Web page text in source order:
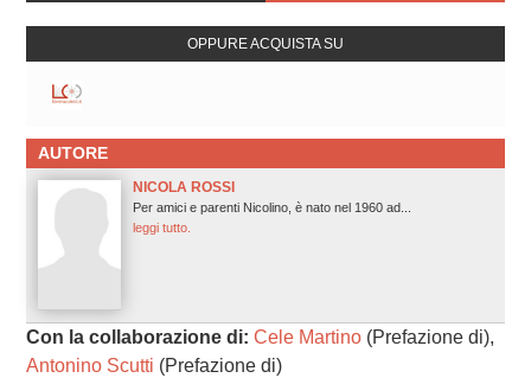
OPPURE ACQUISTA SU
AUTORE
NICOLA ROSSI
Per amici e parenti Nicolino, è nato nel 1960 ad...
leggi tutto.
Con la collaborazione di: Cele Martino(Prefazione di),
Antonino Scutti (Prefazione di)